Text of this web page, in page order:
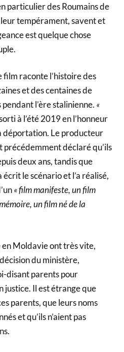
particulier des Roumains de
tempérament, savent et
est quelque chose
film raconte l’histoire des
et des centaines de
l’ère stalinienne. «
à l’été 2019 en l’honneur
déportation. Le producteur
déclaré qu’ils
deux ans, tandis que
le scénario et l’a réalisé,
« film manifeste, un film
un film né de la
en Moldavie ont très vite,
du ministère,
disant parents pour
justice. Il est étrange que
parents, que leurs noms
et qu’ils n’aient pas